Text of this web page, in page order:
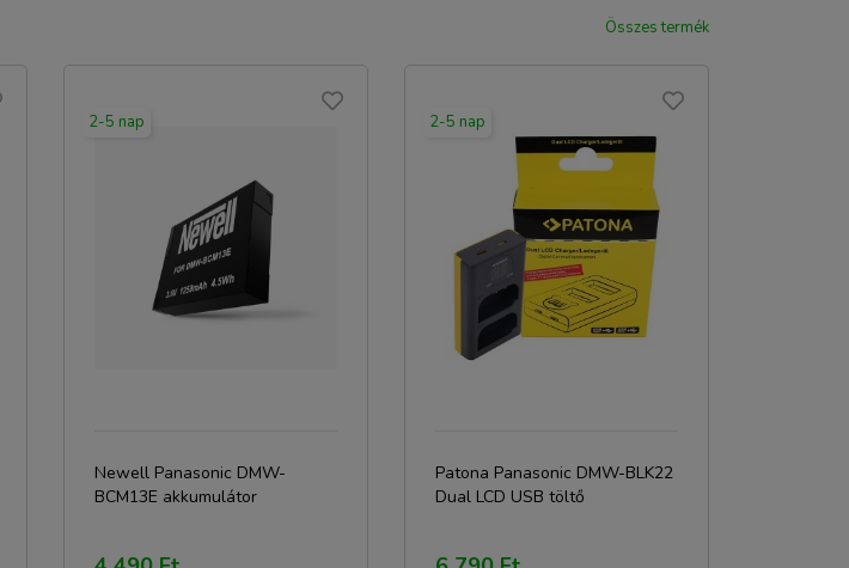
Összes termék
2-5 nap
Newell Panasonic DMW-
BCM13E akkumulátor
2-5 nap
Patona Panasonic DMW-BLK22
Dual LCD USB töltő